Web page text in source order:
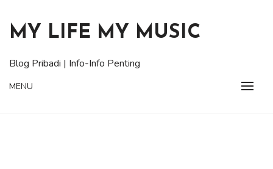
content
MY LIFE MY MUSIC
Blog Pribadi | Info-Info Penting
MENU